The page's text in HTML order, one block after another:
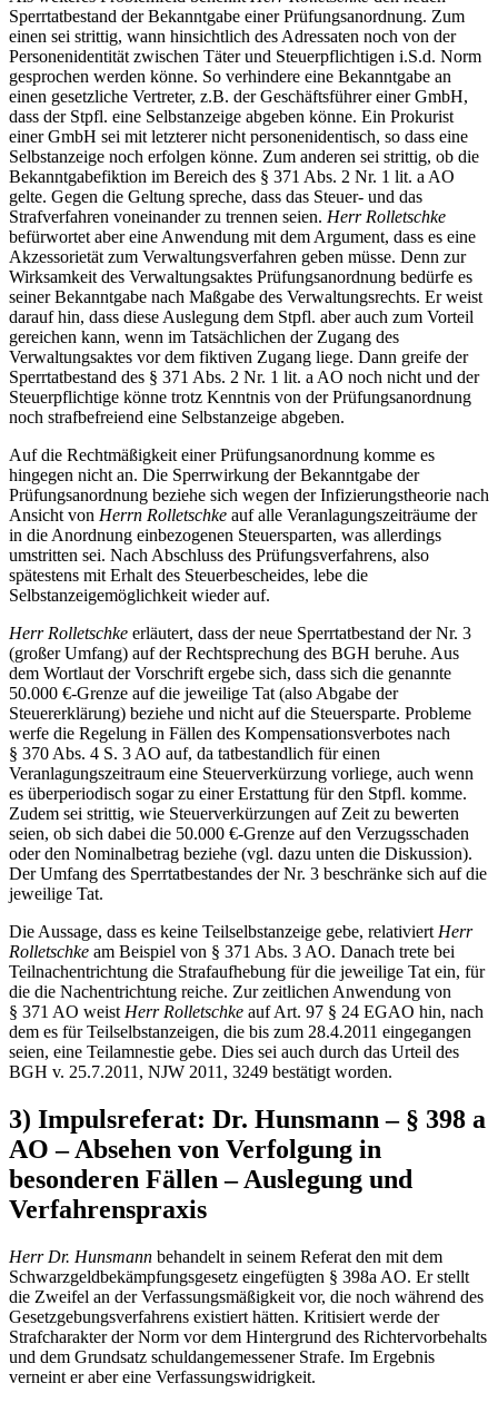
Sperrtatbestand der Bekanntgabe einer Prüfungsanordnung. Zum
einen sei strittig, wann hinsichtlich des Adressaten noch von der
Personenidentität zwischen Täter und Steuerpflichtigen i.S.d. Norm
gesprochen werden könne. So verhindere eine Bekanntgabe an
einen gesetzliche Vertreter, z.B. der Geschäftsführer einer GmbH,
dass der Stpfl. eine Selbstanzeige abgeben könne. Ein Prokurist
einer GmbH sei mit letzterer nicht personenidentisch, so dass eine
Selbstanzeige noch erfolgen könne. Zum anderen sei strittig, ob die
Bekanntgabefiktion im Bereich des § 371 Abs. 2 Nr. 1 lit. a AO
gelte. Gegen die Geltung spreche, dass das Steuer- und das
Strafverfahren voneinander zu trennen seien. Herr Rolletschke
befürwortet aber eine Anwendung mit dem Argument, dass es eine
Akzessorietät zum Verwaltungsverfahren geben müsse. Denn zur
Wirksamkeit des Verwaltungsaktes Prüfungsanordnung bedürfe es
seiner Bekanntgabe nach Maßgabe des Verwaltungsrechts. Er weist
darauf hin, dass diese Auslegung dem Stpfl. aber auch zum Vorteil
gereichen kann, wenn im Tatsächlichen der Zugang des
Verwaltungsaktes vor dem fiktiven Zugang liege. Dann greife der
Sperrtatbestand des § 371 Abs. 2 Nr. 1 lit. a AO noch nicht und der
Steuerpflichtige könne trotz Kenntnis von der Prüfungsanordnung
noch strafbefreiend eine Selbstanzeige abgeben.
Auf die Rechtmäßigkeit einer Prüfungsanordnung komme es
hingegen nicht an. Die Sperrwirkung der Bekanntgabe der
Prüfungsanordnung beziehe sich wegen der Infizierungstheorie nach
Ansicht von Herrn Rolletschke auf alle Veranlagungszeiträume der
in die Anordnung einbezogenen Steuersparten, was allerdings
umstritten sei. Nach Abschluss des Prüfungsverfahrens, also
spätestens mit Erhalt des Steuerbescheides, lebe die
Selbstanzeigemöglichkeit wieder auf.
Herr Rolletschke erläutert, dass der neue Sperrtatbestand der Nr. 3
(großer Umfang) auf der Rechtsprechung des BGH beruhe. Aus
dem Wortlaut der Vorschrift ergebe sich, dass sich die genannte
50.000 €-Grenze auf die jeweilige Tat (also Abgabe der
Steuererklärung) beziehe und nicht auf die Steuersparte. Probleme
werfe die Regelung in Fällen des Kompensationsverbotes nach
§ 370 Abs. 4 S. 3 AO auf, da tatbestandlich für einen
Veranlagungszeitraum eine Steuerverkürzung vorliege, auch wenn
es überperiodisch sogar zu einer Erstattung für den Stpfl. komme.
Zudem sei strittig, wie Steuerverkürzungen auf Zeit zu bewerten
seien, ob sich dabei die 50.000 €-Grenze auf den Verzugsschaden
oder den Nominalbetrag beziehe (vgl. dazu unten die Diskussion).
Der Umfang des Sperrtatbestandes der Nr. 3 beschränke sich auf die
jeweilige Tat.
Die Aussage, dass es keine Teilselbstanzeige gebe, relativiert Herr
Rolletschke am Beispiel von § 371 Abs. 3 AO. Danach trete bei
Teilnachentrichtung die Strafaufhebung für die jeweilige Tat ein, für
die die Nachentrichtung reiche. Zur zeitlichen Anwendung von
§ 371 AO weist Herr Rolletschke auf Art. 97 § 24 EGAO hin, nach
dem es für Teilselbstanzeigen, die bis zum 28.4.2011 eingegangen
seien, eine Teilamnestie gebe. Dies sei auch durch das Urteil des
BGH v. 25.7.2011, NJW 2011, 3249 bestätigt worden.
3) Impulsreferat: Dr. Hunsmann – § 398 a
AO – Absehen von Verfolgung in
besonderen Fällen – Auslegung und
Verfahrenspraxis
Herr Dr. Hunsmann behandelt in seinem Referat den mit dem
Schwarzgeldbekämpfungsgesetz eingefügten § 398a AO. Er stellt
die Zweifel an der Verfassungsmäßigkeit vor, die noch während des
Gesetzgebungsverfahrens existiert hätten. Kritisiert werde der
Strafcharakter der Norm vor dem Hintergrund des Richtervorbehalts
und dem Grundsatz schuldangemessener Strafe. Im Ergebnis
verneint er aber eine Verfassungswidrigkeit.